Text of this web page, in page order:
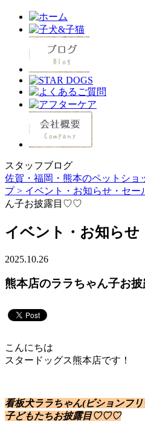
スタッフブログ
佐賀・福岡・熊本のペットショ
プ > イベント・お知らせ・セー
ん子お披露目♡♡
イベント・お知らせ
2025.10.26
熊本店のララちゃん子お
こんにちは
スタードッグス熊本店です！
看板犬ララちゃん(ビションフ
子どもたちお披露目♡♡♡